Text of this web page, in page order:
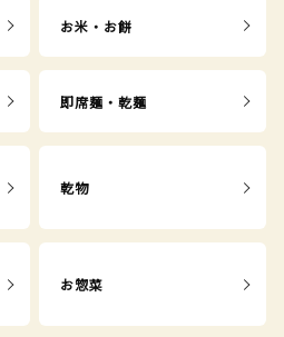
お米・お餅
即席麺・乾麺
乾物
お惣菜